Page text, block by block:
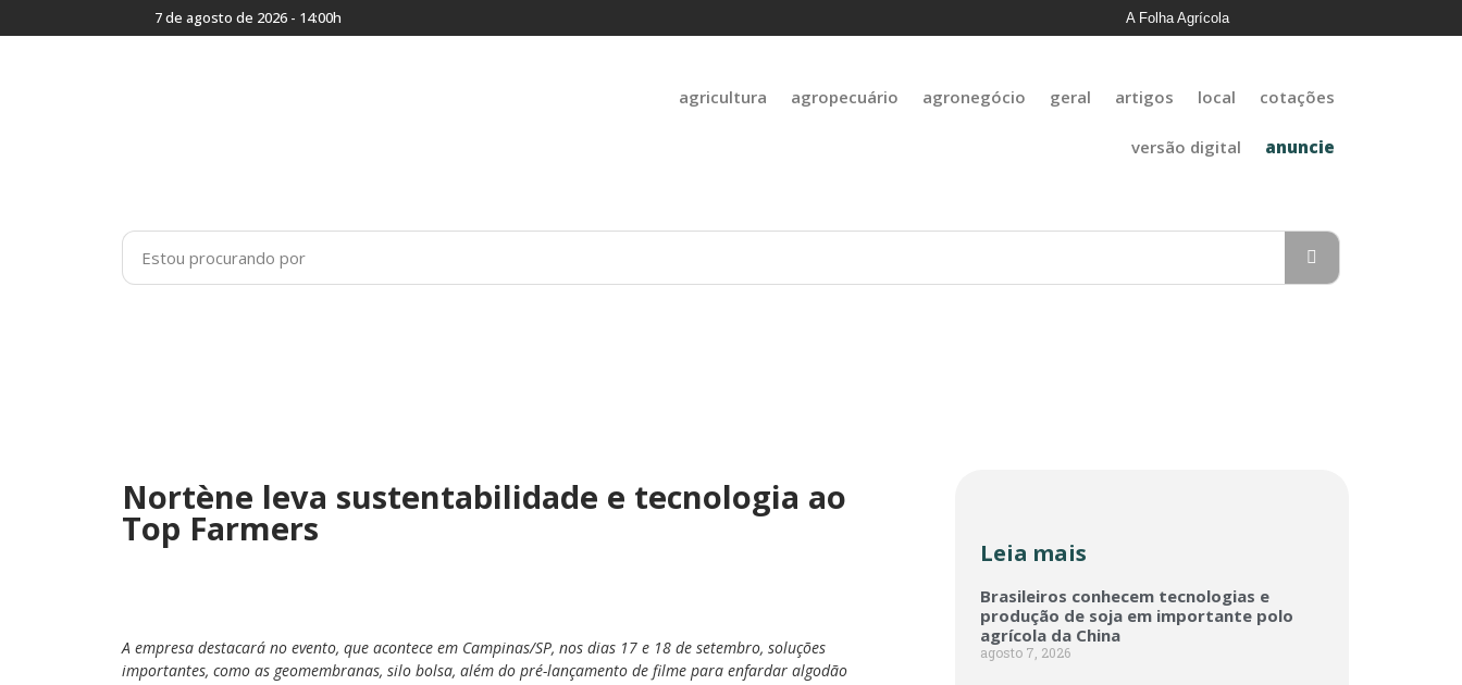
7 de agosto de 2026 - 14:00h A Folha Agrícola
agricultura agropecuário agronegócio geral artigos local cotações
versão digital anuncie
Nortène leva sustentabilidade e tecnologia ao
Top Farmers
A empresa destacará no evento, que acontece em Campinas/SP, nos dias 17 e 18 de setembro, soluções
importantes, como as geomembranas, silo bolsa, além do pré-lançamento de filme para enfardar algodão
Leia mais
Brasileiros conhecem tecnologias e
produção de soja em importante polo
agrícola da China
agosto 7, 2026